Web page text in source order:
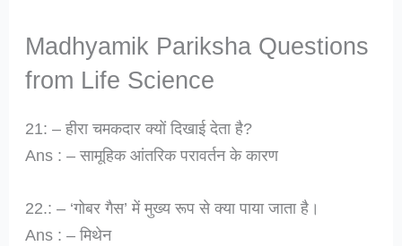
Madhyamik Pariksha Questions
from Life Science
21: – हीरा चमकदार क्यों दिखाई देता है?
Ans : – सामूहिक आंतरिक परावर्तन के कारण
22.: – ‘गोबर गैस’ में मुख्य रूप से क्या पाया जाता है।
Ans : – मिथेन